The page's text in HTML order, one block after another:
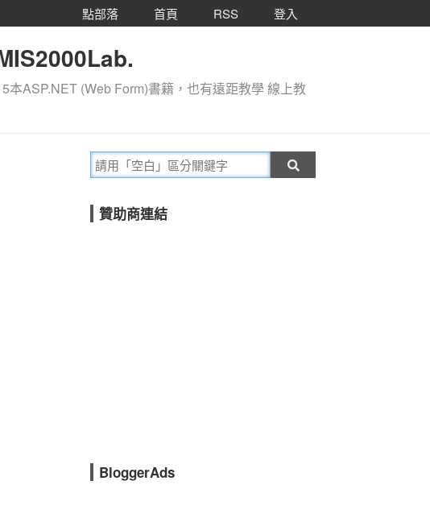
點部落 首頁 RSS 登入
ASP.NET (Web Form)書籍，也有遠距教學 線上教
贊助商連結
BloggerAds